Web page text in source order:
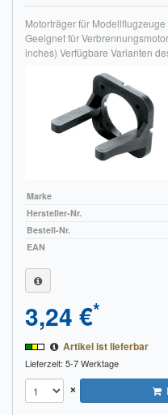
Motorträger für
Geeignet für
inches) Verfügbare Varianten
Marke
Hersteller-Nr.
Bestell-Nr.
EAN
3,24 €*
Artikel ist lieferbar
Lieferzeit: 5-7 Werktage
×